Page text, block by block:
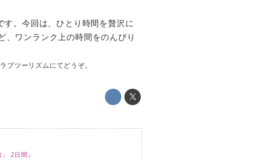
す。今回は、ひとり時間を贅沢に
ワンランク上の時間をのんびり
ブツーリズムにてどうぞ。
2日間』